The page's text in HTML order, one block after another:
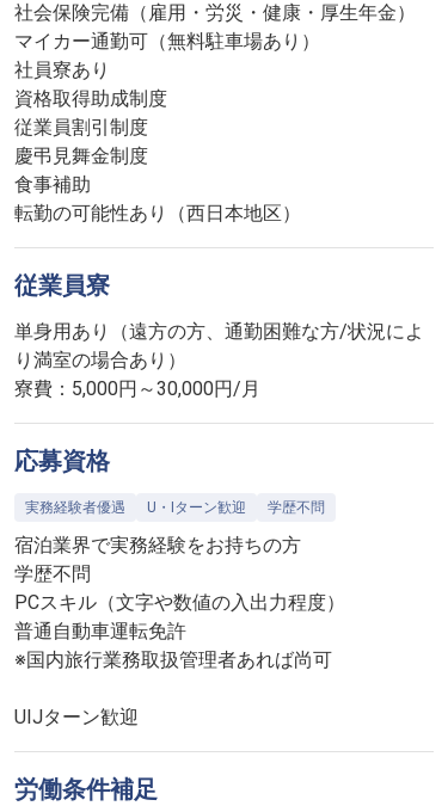
社会保険完備（雇用・労災・健康・厚生年金）
マイカー通勤可（無料駐車場あり）
社員寮あり
資格取得助成制度
従業員割引制度
慶弔見舞金制度
食事補助
転勤の可能性あり（西日本地区）
従業員寮
単身用あり（遠方の方、通勤困難な方/状況によ
り満室の場合あり）
寮費：5,000円～30,000円/月
応募資格
実務経験者優遇 U・Iターン歓迎 学歴不問
宿泊業界で実務経験をお持ちの方
学歴不問
PCスキル（文字や数値の入出力程度）
普通自動車運転免許
※国内旅行業務取扱管理者あれば尚可
UIJターン歓迎
労働条件補足